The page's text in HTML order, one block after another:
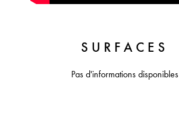
SURFACES
Pas d'informations disponibles